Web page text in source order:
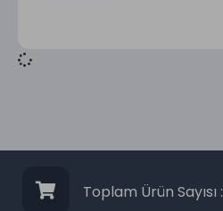
Toplam Ürün Sayısı :